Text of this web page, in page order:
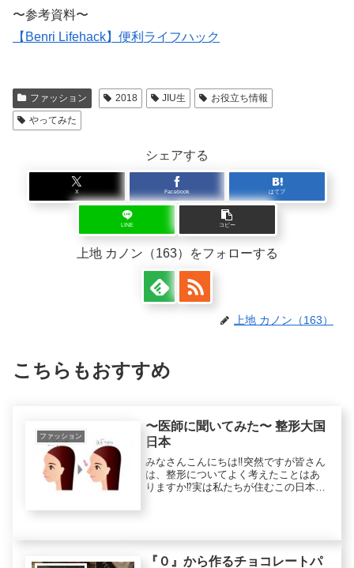
〜参考資料〜
【Benri Lifehack】便利ライフハック
ファッション 2018 JIU生
お役立ち情報
やってみた
シェアする
X Facebook はてブ
LINE コピー
上地 カノン（163）をフォローする
上地 カノン（163）
こちらもおすすめ
ファッション
〜医師に聞いてみた〜 整形大国
日本
みなさんこんにちは‼️突然ですが皆さん
は、整形についてよく考えたことはあ
りますか⁉️実は私たちが住むこの日本
『０』から作るチョコレートパ